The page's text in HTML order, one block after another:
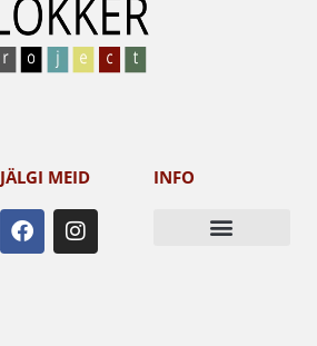
JÄLGI MEID
F
a
c
I
n
s
INFO